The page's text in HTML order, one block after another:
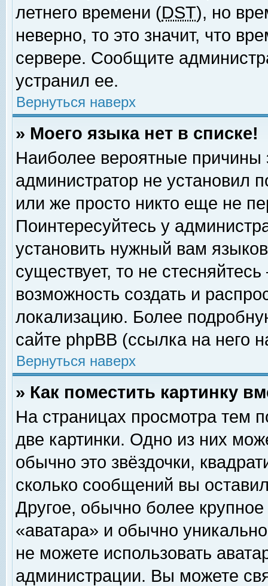
летнего времени (DST), но
неверно, то это значит, что
сервере. Сообщите
устранил ее.
Вернуться наверх
» Моего языка нет в списке!
Наиболее вероятные причины
администратор не установил
или же просто никто еще не
Поинтересуйтесь у
установить нужный вам
существует, то не
возможность создать и
локализацию. Более
сайте phpBB (ссылка на него
Вернуться наверх
» Как поместить картинку
На страницах просмотра тем
две картинки. Одно из них
обычно это звёздочки,
сколько сообщений вы
Другое, обычно более
«аватара» и обычно
не можете использовать
администрации. Вы можете